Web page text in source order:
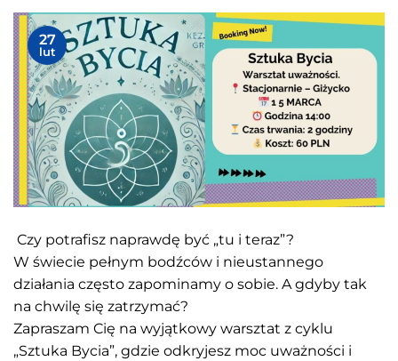
27
lut
Czy potrafisz naprawdę być „tu i teraz”?
W świecie pełnym bodźców i nieustannego
działania często zapominamy o sobie. A gdyby tak
na chwilę się zatrzymać?
Zapraszam Cię na wyjątkowy warsztat z cyklu
„Sztuka Bycia”, gdzie odkryjesz moc uważności i